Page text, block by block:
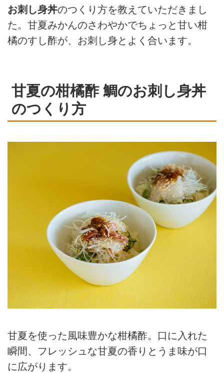
お刺し身丼のつくり方を教えていただきまし
た。甘夏みかんのさわやかでちょっと甘い柑
橘のすし酢が、お刺し身とよく合います。
甘夏の柑橘酢 鯛のお刺し身丼
のつくり方
甘夏を使った風味豊かな柑橘酢。口に入れた
瞬間、フレッシュな甘夏の香りとうま味が口
に広がります。